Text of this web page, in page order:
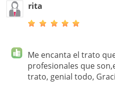
rita
Me encanta el trato
profesionales que
trato, genial todo,